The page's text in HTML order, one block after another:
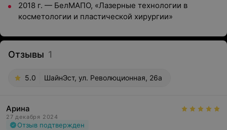
2018 г. — БелМАПО, «Лазерные технологии в
косметологии и пластической хирургии»
Отзывы 1
5.0 ШайнЭст, ул. Революционная, 26а
Арина
27 декабря 2024
Отзыв подтвержден